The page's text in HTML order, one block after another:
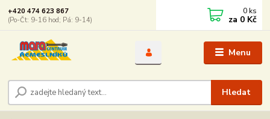
Menu
Hledat
+420 474 623 867
(Po-Čt: 9-16 hod; Pá: 9-14)
0 ks
za 0 Kč